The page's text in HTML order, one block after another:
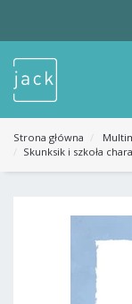
KATEGORIE
MENU
Strona główna
Skunksik i szkoła